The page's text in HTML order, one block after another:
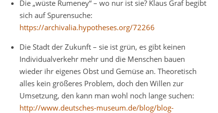
Die „wüste Rumeney“ – wo nur ist sie? Klaus Graf begibt
sich auf Spurensuche:
https://archivalia.hypotheses.org/72266
Die Stadt der Zukunft – sie ist grün, es gibt keinen
Individualverkehr mehr und die Menschen bauen
wieder ihr eigenes Obst und Gemüse an. Theoretisch
alles kein größeres Problem, doch den Willen zur
Umsetzung, den kann man wohl noch lange suchen:
http://www.deutsches-museum.de/blog/blog-